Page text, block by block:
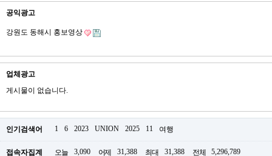
공익광고
강원도 동해시 홍보영상
업체광고
게시물이 없습니다.
인기검색어 1 6 2023 UNION 2025 11 여행
접속자집계 오늘 3,090 어제 31,388 최대 31,388 전체 5,296,789